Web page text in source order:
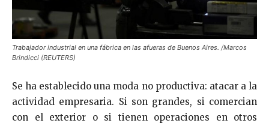
Trabajador industrial en una fábrica en las afueras de Buenos Aires. /Marcos
Brindicci (REUTERS)
Se ha establecido una moda no productiva: atacar a la
actividad empresaria. Si son grandes, si comercian
con el exterior o si tienen operaciones en otros